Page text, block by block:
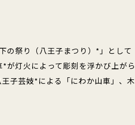
の祭り（八王子まつり）*」として
が灯火によって彫刻を浮かび上がら
子芸妓*による「にわか山車」、木